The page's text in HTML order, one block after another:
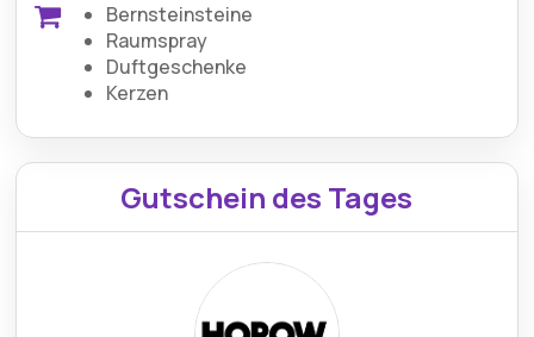
Bernsteinsteine
Raumspray
Duftgeschenke
Kerzen
Gutschein des Tages